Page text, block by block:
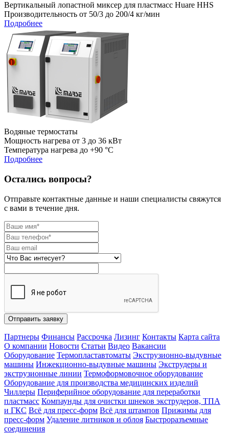
Вертикальный лопастной миксер для пластмасс Huare HHS
Производительность от 50/3 до 200/4 кг/мин
Подробнее
Водяные термостаты
Мощность нагрева от 3 до 36 кВт
Температура нагрева до +90 °C
Подробнее
Остались вопросы?
Отправьте контактные данные и наши специалисты свяжутся
с вами в течение дня.
Отправить заявку
Партнеры Финансы Рассрочка Лизинг Контакты Карта сайта
О компании Новости Статьи Видео Вакансии
Оборудование Термопластавтоматы Экструзионно-выдувные
машины Инжекционно-выдувные машины Экструдеры и
экструзионные линии Термоформовочное оборудование
Оборудование для производства медицинских изделий
Чиллеры Периферийное оборудование для переработки
пластмасс Компаунды для очистки шнеков экструдеров, ТПА
и ГКС Всё для пресс-форм Всё для штампов Прижимы для
пресс-форм Удаление литников и облоя Быстроразъемные
соединения